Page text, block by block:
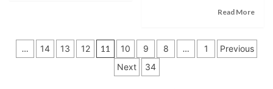
Read More
الشوعاني
يكتب
…
الدكتور
تعدد
Previous
1
…
8
9
10
11
12
13
14
…
34
Next